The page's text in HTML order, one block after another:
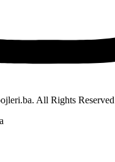
All Rights Reserved